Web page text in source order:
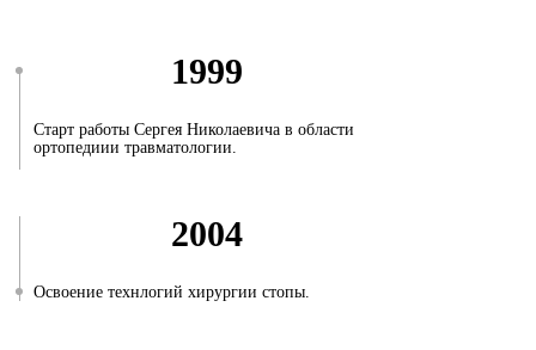
1999
Старт работы Сергея Николаевича в области
ортопедиии травматологии.
2004
Освоение технлогий хирургии стопы.